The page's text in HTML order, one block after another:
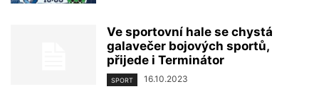
Ve sportovní hale se chystá
galavečer bojových sportů,
přijede i Terminátor
SPORT 16.10.2023